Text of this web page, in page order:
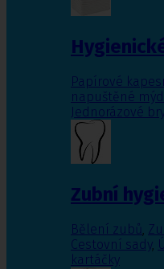
Papírové
napuštěné
Jednorázové
Zubní
Bělení zubů,
Cestovní sady,
kartáčky